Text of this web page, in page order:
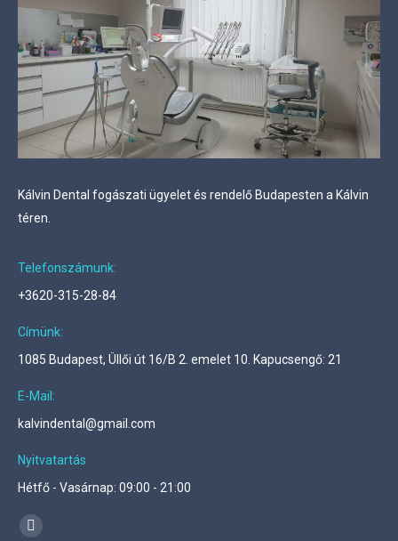
Kálvin Dental fogászati ügyelet és rendelő Budapesten a Kálvin
téren.
Telefonszámunk:
+3620-315-28-84
Címünk:
1085 Budapest, Üllői út 16/B 2. emelet 10. Kapucsengő: 21
E-Mail:
kalvindental@gmail.com
Nyitvatartás
Hétfő - Vasárnap: 09:00 - 21:00
Find us on:
Facebook